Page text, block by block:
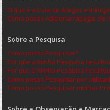
O que é a Lista de Amigos e
Como posso Adicionar/apagar de
Sobre a Pesquisa
Como posso Pesquisar?
Por que a minha Pesquisa
Por que a minha Pesquisa
Como posso Pesquisar por
Como posso Pesquisar minhas